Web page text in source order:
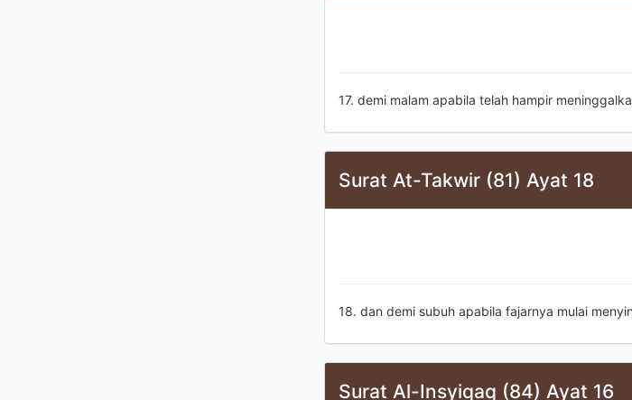
17. demi malam apabila telah hampir
Surat At-Takwir (81) Ayat 18
18. dan demi subuh apabila fajarnya mulai
Surat Al-Insyiqaq (84) Ayat 16